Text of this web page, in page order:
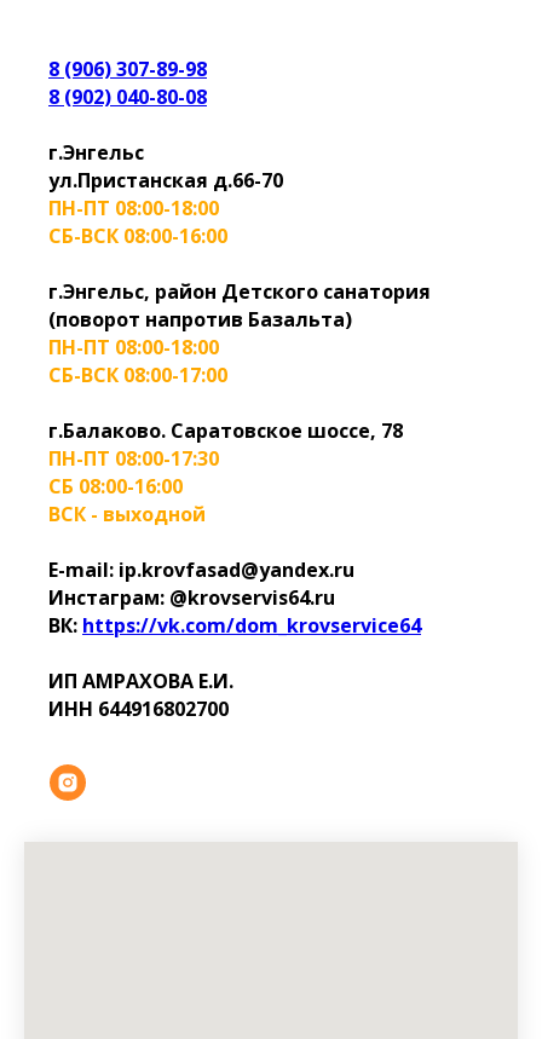
8 (906) 307-89-98
8 (902) 040-80-08
г.Энгельс
ул.Пристанская д.66-70
ПН-ПТ 08:00-18:00
СБ-ВСК 08:00-16:00
г.Энгельс, район Детского санатория
(поворот напротив Базальта)
ПН-ПТ 08:00-18:00
СБ-ВСК 08:00-17:00
г.Балаково. Саратовское шоссе, 78
ПН-ПТ 08:00-17:30
СБ 08:00-16:00
ВСК - выходной
E-mail: ip.krovfasad@yandex.ru
Инстаграм: @krovservis64.ru
ВК: https://vk.com/dom_krovservice64
ИП АМРАХОВА Е.И.
ИНН 644916802700